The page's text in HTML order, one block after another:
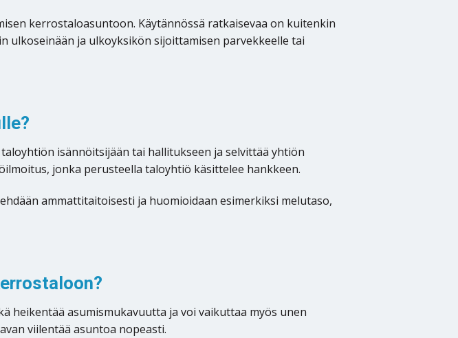
kerrostaloasuntoon. Käytännössä ratkaisevaa on kuitenkin
ulkoseinään ja ulkoyksikön sijoittamisen parvekkeelle tai
isännöitsijään tai hallitukseen ja selvittää yhtiön
jonka perusteella taloyhtiö käsittelee hankkeen.
ammattitaitoisesti ja huomioidaan esimerkiksi melutaso,
heikentää asumismukavuutta ja voi vaikuttaa myös unen
viilentää asuntoa nopeasti.